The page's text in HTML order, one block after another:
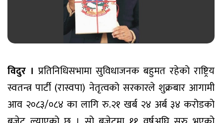
विदुर । प्रतिनिधिसभामा सुविधाजनक बहुमत रहेको राष्ट्रिय
स्वतन्त्र पार्टी (रास्वपा) नेतृत्वको सरकारले शुक्रबार आगामी
आव २०८३/०८४ का लागि रु.२१ खर्ब २४ अर्ब ३४ करोडको